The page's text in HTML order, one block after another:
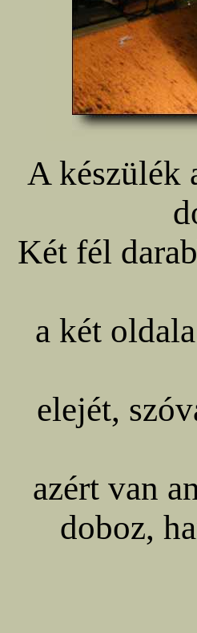
A készülék
Két fél
a két
elejét,
azért van
doboz,